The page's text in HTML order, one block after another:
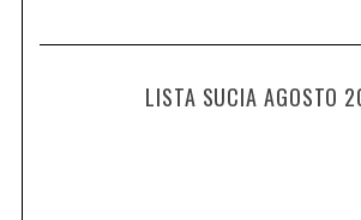
LISTA SUCIA AGOSTO